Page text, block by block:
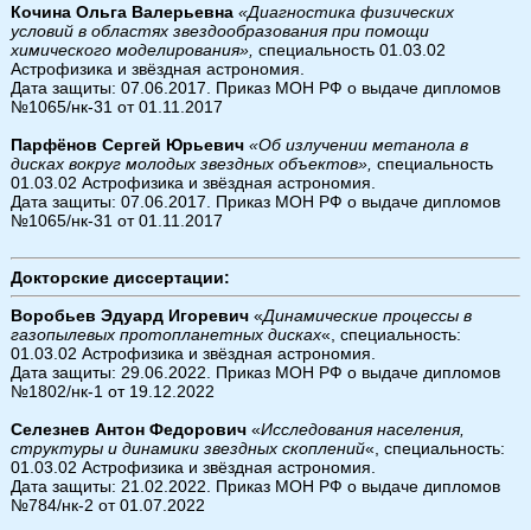
Кочина Ольга Валерьевна «Диагностика физических
условий в областях звездообразования при помощи
химического моделирования», специальность 01.03.02
Астрофизика и звёздная астрономия.
Дата защиты: 07.06.2017. Приказ МОН РФ о выдаче дипломов
№1065/нк-31 от 01.11.2017
Парфёнов Сергей Юрьевич «Об излучении метанола в
дисках вокруг молодых звездных объектов», специальность
01.03.02 Астрофизика и звёздная астрономия.
Дата защиты: 07.06.2017. Приказ МОН РФ о выдаче дипломов
№1065/нк-31 от 01.11.2017
Докторские диссертации:
Воробьев Эдуард Игоревич «Динамические процессы в
газопылевых протопланетных дисках«, специальность:
01.03.02 Астрофизика и звёздная астрономия.
Дата защиты: 29.06.2022. Приказ МОН РФ о выдаче дипломов
№1802/нк-1 от 19.12.2022
Селезнев Антон Федорович «Исследования населения,
структуры и динамики звездных скоплений«, специальность:
01.03.02 Астрофизика и звёздная астрономия.
Дата защиты: 21.02.2022. Приказ МОН РФ о выдаче дипломов
№784/нк-2 от 01.07.2022